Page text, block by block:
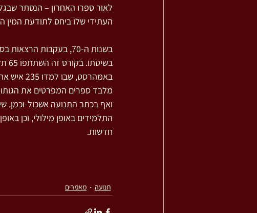
לאור ספרו האחרון – הנסתר
העתידי שלו ביחס לתודעת המין
בשנות ה-70, בעקבות
באמהרסט, שבו למדו 235 איש את שיטתו. בקורס זה הספיק ללמד שנתיים, בטרם חלה.
מלבד ספרים המפרטים את הגותו
ואף בכתב התנועה אשכול-וכמן.
התלמידים באופן מילולי, וכן
חדשות.
תנועה מאמרים